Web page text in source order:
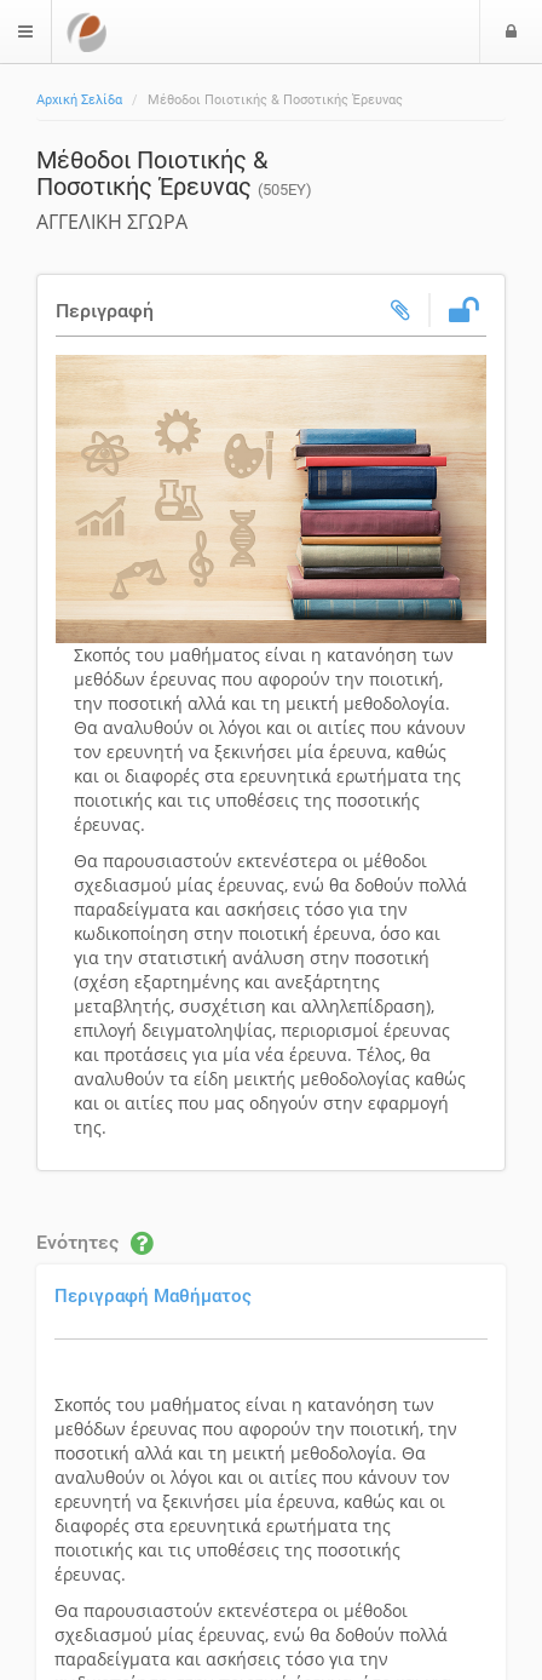
$langMenu
Αρχική Σελίδα Μέθοδοι Ποιοτικής & Ποσοτικής Έρευνας
Μέθοδοι Ποιοτικής &
Ποσοτικής Έρευνας (505ΕΥ)
ΑΓΓΕΛΙΚΗ ΣΓΩΡΑ
Περιγραφή
Σκοπός του μαθήματος είναι η κατανόηση των
μεθόδων έρευνας που αφορούν την ποιοτική,
την ποσοτική αλλά και τη μεικτή μεθοδολογία.
Θα αναλυθούν οι λόγοι και οι αιτίες που κάνουν
τον ερευνητή να ξεκινήσει μία έρευνα, καθώς
και οι διαφορές στα ερευνητικά ερωτήματα της
ποιοτικής και τις υποθέσεις της ποσοτικής
έρευνας.
Θα παρουσιαστούν εκτενέστερα οι μέθοδοι
σχεδιασμού μίας έρευνας, ενώ θα δοθούν πολλά
παραδείγματα και ασκήσεις τόσο για την
κωδικοποίηση στην ποιοτική έρευνα, όσο και
για την στατιστική ανάλυση στην ποσοτική
(σχέση εξαρτημένης και ανεξάρτητης
μεταβλητής, συσχέτιση και αλληλεπίδραση),
επιλογή δειγματοληψίας, περιορισμοί έρευνας
και προτάσεις για μία νέα έρευνα. Τέλος, θα
αναλυθούν τα είδη μεικτής μεθοδολογίας καθώς
και οι αιτίες που μας οδηγούν στην εφαρμογή
της.
Ενότητες
Περιγραφή Mαθήματος
Σκοπός του μαθήματος είναι η κατανόηση των
μεθόδων έρευνας που αφορούν την ποιοτική, την
ποσοτική αλλά και τη μεικτή μεθοδολογία. Θα
αναλυθούν οι λόγοι και οι αιτίες που κάνουν τον
ερευνητή να ξεκινήσει μία έρευνα, καθώς και οι
διαφορές στα ερευνητικά ερωτήματα της
ποιοτικής και τις υποθέσεις της ποσοτικής
έρευνας.
Θα παρουσιαστούν εκτενέστερα οι μέθοδοι
σχεδιασμού μίας έρευνας, ενώ θα δοθούν πολλά
παραδείγματα και ασκήσεις τόσο για την